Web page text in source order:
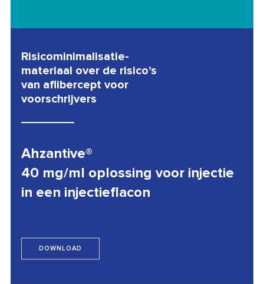
Risicominimalisatie-
materiaal over de risico’s
van aflibercept voor
voorschrijvers
Ahzantive®
40 mg/ml oplossing voor injectie
in een injectieflacon
DOWNLOAD